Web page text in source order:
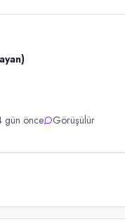
gün önce Görüşülür